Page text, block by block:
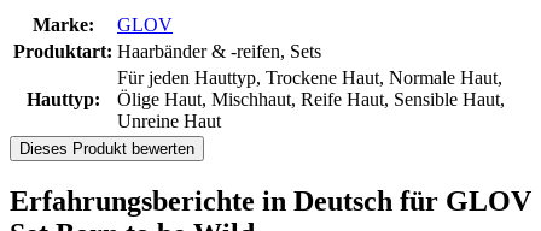
Marke:
GLOV
Produktart: Haarbänder & -reifen, Sets
Hauttyp:
Für jeden Hauttyp, Trockene Haut, Normale Haut,
Ölige Haut, Mischhaut, Reife Haut, Sensible Haut,
Unreine Haut
Dieses Produkt bewerten
Erfahrungsberichte in Deutsch für GLOV